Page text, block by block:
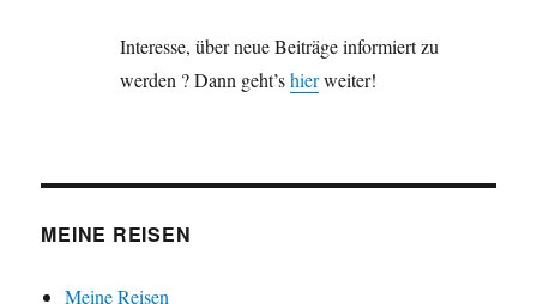
Interesse, über neue Beiträge informiert zu
werden ? Dann geht’shierweiter!
MEINE REISEN
Meine Reisen